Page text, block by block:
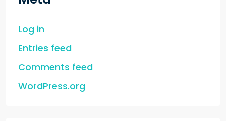
Log in
Entries feed
Comments feed
WordPress.org